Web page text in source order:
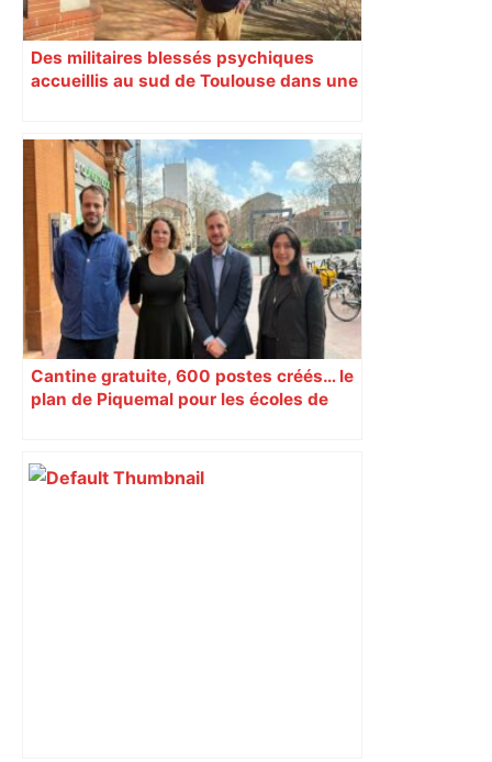
Des militaires blessés psychiques
accueillis au sud de Toulouse dans une
Cantine gratuite, 600 postes créés… le
plan de Piquemal pour les écoles de